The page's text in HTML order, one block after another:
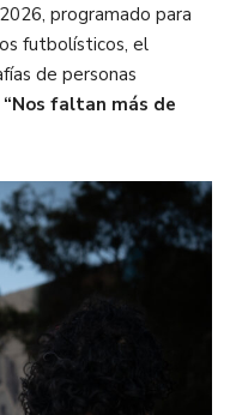
programado para
futbolísticos, el
de personas
“Nos faltan más de